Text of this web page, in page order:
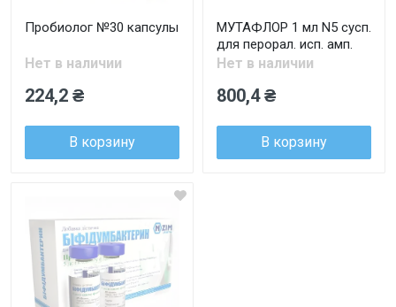
Пробиолог №30 капсулы
Нет в наличии
224,2 ₴
В корзину
МУТАФЛОР 1 мл N5 сусп.
для перорал. исп. амп.
Нет в наличии
800,4 ₴
В корзину